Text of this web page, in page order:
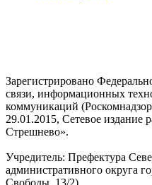
Зарегистрировано
связи, информационных
коммуникаций
29.01.2015, Сетевое издание
Стрешнево».
Учредитель: Префектура
административного округа
Свободы, 13/2)